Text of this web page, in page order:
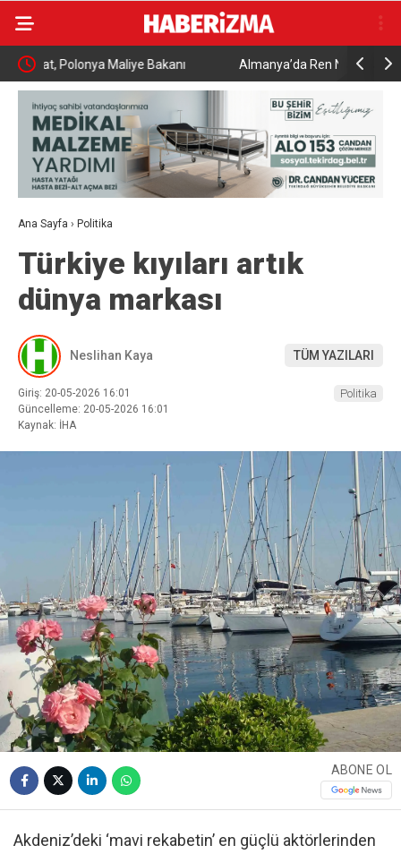
Almanya’da Ren Nehri’nde kuraklık alarmı: Su
seviyesinde tarihi düşüş yaşandı
Ana Sayfa › Politika
Türkiye kıyıları artık
dünya markası
Neslihan Kaya TÜM YAZILARI
Giriş: 20-05-2026 16:01
Güncelleme: 20-05-2026 16:01
Kaynak: İHA
Politika
ABONE OL
Akdeniz’deki ‘mavi rekabetin’ en güçlü aktörlerinden